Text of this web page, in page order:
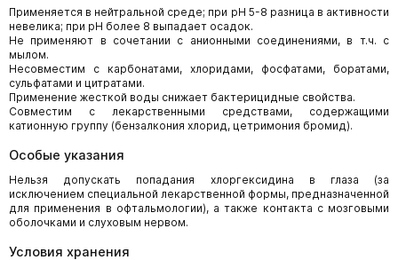
Применяется в нейтральной среде; при рН 5-8 разница в активности
невелика; при рН более 8 выпадает осадок.
Не применяют в сочетании с анионными соединениями, в т.ч. с
мылом.
Несовместим с карбонатами, хлоридами, фосфатами, боратами,
сульфатами и цитратами.
Применение жесткой воды снижает бактерицидные свойства.
Совместим с лекарственными средствами, содержащими
катионную группу (бензалкония хлорид, цетримония бромид).
Особые указания
Нельзя допускать попадания хлоргексидина в глаза (за
исключением специальной лекарственной формы, предназначенной
для применения в офтальмологии), а также контакта с мозговыми
оболочками и слуховым нервом.
Условия хранения